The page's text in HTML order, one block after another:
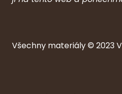
Všechny materiály © 2023